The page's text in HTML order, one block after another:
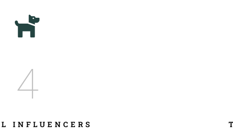
INFLUENCERS
4